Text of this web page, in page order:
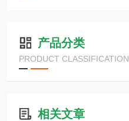
产品分类
PRODUCT CLASSIFICATION
相关文章